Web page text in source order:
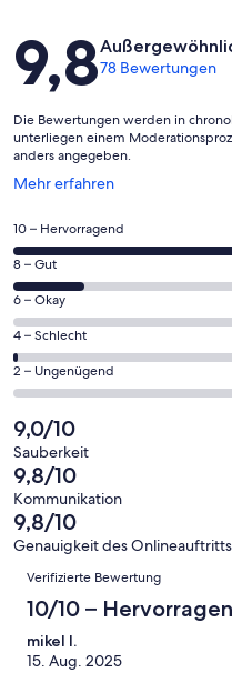
Bewertungen
9,878 Bewertungen
Die Bewertungen werden in
unterliegen einem
anders angegeben.
Mehr erfahren
Wird
einem
neuen
Fenster
geöffnet
65
von
insgesamt
78
Gästebewertungen
haben
eine
Bewertung
von
10
-
Hervorragend
10 – Hervorragend
12
von
insgesamt
78
Gästebewertungen
haben
Bewertung
von
8
-
Gut
8 – Gut
0
von
insgesamt
78
Gästebewertungen
haben
eine
Bewertung
von
6
-
Okay
6 – Okay
1
von
insgesamt
Gästebewertungen
haben
eine
Bewertung
von
4
Schlecht
4 – Schlecht
0
von
insgesamt
78
Gästebewertungen
haben
eine
Bewertung
Ungenügend
2 – Ungenügend
9,0/10
Sauberkeit
9,8/10
Kommunikation
9,8/10
Genauigkeit des Onlineauftritts
Bewertungen
Verifizierte Bewertung
10/10 –
mikel l.
15. Aug. 2025